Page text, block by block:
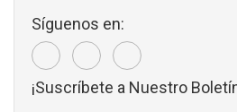
Síguenos en:
¡Suscríbete a Nuestro